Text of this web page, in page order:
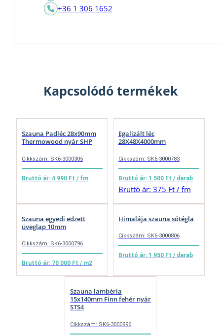
+36 1 306 1652
Kapcsolódó termékek
Szauna Padléc 28x90mm
Thermowood nyár SHP
Cikkszám: SK6-3000305
Bruttó ár: 4 990 Ft / fm
Egalizált léc
28X48X4000mm
Cikkszám: SK6-3000783
Bruttó ár: 1 500 Ft / darab
Bruttó ár: 375 Ft / fm
Szauna egyedi edzett
üveglap 10mm
Cikkszám: SK6-3000796
Bruttó ár: 70 000 Ft / m2
Himalája szauna sótégla
Cikkszám: SK6-3000806
Bruttó ár: 1 950 Ft / darab
Szauna lambéria
15x140mm Finn fehér nyár
STS4
Cikkszám: SK6-3000996